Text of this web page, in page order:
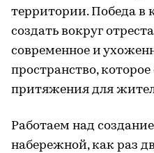
территории. Победа в
создать вокруг
современное и
пространство,
притяжения для
Работаем над
набережной, как раз